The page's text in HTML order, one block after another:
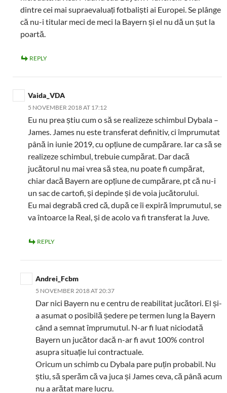
dintre cei mai supraevaluați fotbaliști ai Europei. Se plânge
că nu-i titular meci de meci la Bayern și el nu dă un șut la
poartă.
REPLY
Vaida_VDA
5 NOVEMBER 2018 AT 17:12
Eu nu prea știu cum o să se realizeze schimbul Dybala –
James. James nu este transferat definitiv, ci împrumutat
până in iunie 2019, cu opțiune de cumpărare. Iar ca să se
realizeze schimbul, trebuie cumpărat. Dar dacă
jucătorul nu mai vrea să stea, nu poate fi cumpărat,
chiar dacă Bayern are opțiune de cumpărare, pt că nu-i
un sac de cartofi, și depinde și de voia jucătorului.
Eu mai degrabă cred că, după ce îi expiră împrumutul, se
va întoarce la Real, și de acolo va fi transferat la Juve.
REPLY
Andrei_Fcbm
5 NOVEMBER 2018 AT 20:37
Dar nici Bayern nu e centru de reabilitat jucători. El și-
a asumat o posibilă ședere pe termen lung la Bayern
când a semnat împrumutul. N-ar fi luat niciodată
Bayern un jucător dacă n-ar fi avut 100% control
asupra situație lui contractuale.
Oricum un schimb cu Dybala pare puțin probabil. Nu
știu, să sperăm că va juca și James ceva, că până acum
nu a arătat mare lucru.